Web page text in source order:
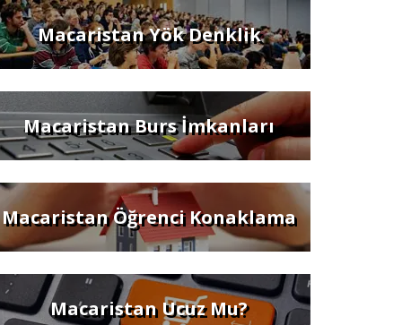
Macaristan Yök Denklik
Macaristan Burs İmkanları
Macaristan Öğrenci Konaklama
Macaristan Ucuz Mu?